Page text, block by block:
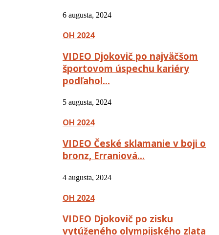
6 augusta, 2024
OH 2024
VIDEO Djokovič po najväčšom
športovom úspechu kariéry
podľahol…
5 augusta, 2024
OH 2024
VIDEO České sklamanie v boji o
bronz, Erraniová…
4 augusta, 2024
OH 2024
VIDEO Djokovič po zisku
vytúženého olympijského zlata